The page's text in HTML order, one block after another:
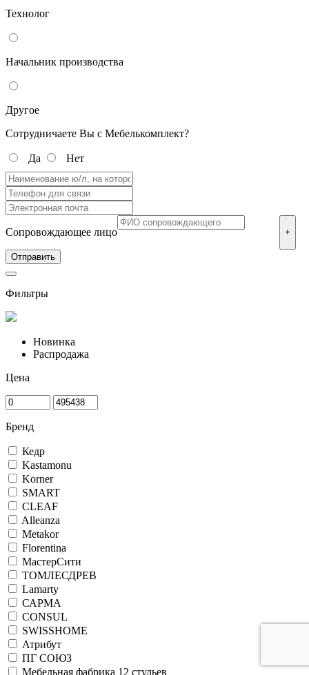
Технолог
Начальник производства
Другое
Сотрудничаете Вы с Мебелькомплект?
Да Нет
Сопровождающее лицо +
Фильтры
Новинка
Распродажа
Цена
Бренд
Кедр
Kastamonu
Korner
SMART
CLEAF
Alleanza
Metakor
Florentina
МастерСити
ТОМЛЕСДРЕВ
Lamarty
САРМА
CONSUL
SWISSHOME
Атрибут
ПГ СОЮЗ
Мебельная фабрика 12 стульев